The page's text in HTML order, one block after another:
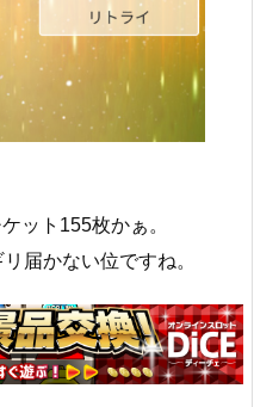
ット155枚かぁ。
届かない位ですね。